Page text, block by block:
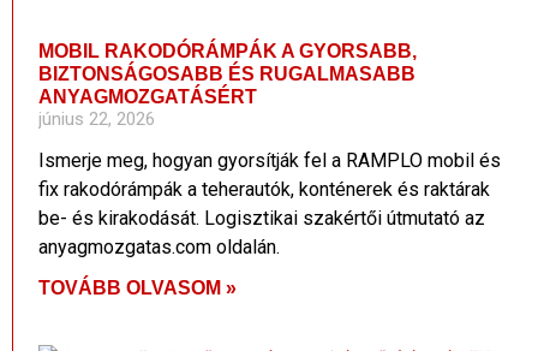
MOBIL RAKODÓRÁMPÁK A GYORSABB,
BIZTONSÁGOSABB ÉS RUGALMASABB
ANYAGMOZGATÁSÉRT
június 22, 2026
Ismerje meg, hogyan gyorsítják fel a RAMPLO mobil és
fix rakodórámpák a teherautók, konténerek és raktárak
be- és kirakodását. Logisztikai szakértői útmutató az
anyagmozgatas.com oldalán.
TOVÁBB OLVASOM »